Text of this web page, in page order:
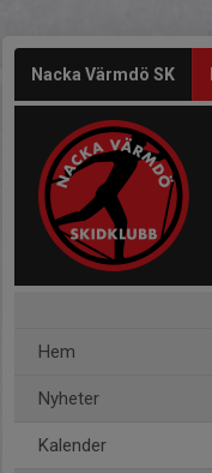
Nacka Värmdö SK
Hem
Nyheter
Kalender